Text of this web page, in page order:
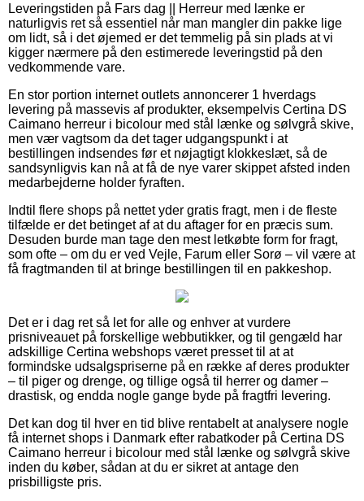
Leveringstiden på Fars dag || Herreur med lænke er
naturligvis ret så essentiel når man mangler din pakke lige
om lidt, så i det øjemed er det temmelig på sin plads at vi
kigger nærmere på den estimerede leveringstid på den
vedkommende vare.
En stor portion internet outlets annoncerer 1 hverdags
levering på massevis af produkter, eksempelvis Certina DS
Caimano herreur i bicolour med stål lænke og sølvgrå skive,
men vær vagtsom da det tager udgangspunkt i at
bestillingen indsendes før et nøjagtigt klokkeslæt, så de
sandsynligvis kan nå at få de nye varer skippet afsted inden
medarbejderne holder fyraften.
Indtil flere shops på nettet yder gratis fragt, men i de fleste
tilfælde er det betinget af at du aftager for en præcis sum.
Desuden burde man tage den mest letkøbte form for fragt,
som ofte – om du er ved Vejle, Farum eller Sorø – vil være at
få fragtmanden til at bringe bestillingen til en pakkeshop.
Det er i dag ret så let for alle og enhver at vurdere
prisniveauet på forskellige webbutikker, og til gengæld har
adskillige Certina webshops været presset til at at
formindske udsalgspriserne på en række af deres produkter
– til piger og drenge, og tillige også til herrer og damer –
drastisk, og endda nogle gange byde på fragtfri levering.
Det kan dog til hver en tid blive rentabelt at analysere nogle
få internet shops i Danmark efter rabatkoder på Certina DS
Caimano herreur i bicolour med stål lænke og sølvgrå skive
inden du køber, sådan at du er sikret at antage den
prisbilligste pris.